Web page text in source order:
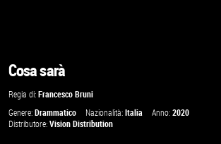
Cosa sarà
Regia di:Francesco Bruni
Genere:Drammatico Nazionalità:Italia Anno:2020
Distributore:Vision Distribution